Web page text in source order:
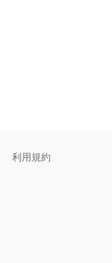
利用規約